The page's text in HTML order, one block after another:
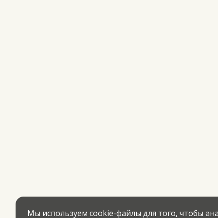
Мы используем cookie-файлы для того, чтобы